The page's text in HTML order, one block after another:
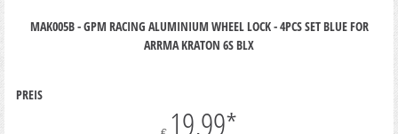
MAK005B - GPM RACING ALUMINIUM WHEEL LOCK - 4PCS SET BLUE FOR
ARRMA KRATON 6S BLX
PREIS
19,99*